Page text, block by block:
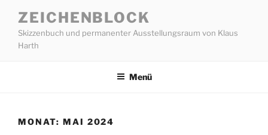
Inhalt
springen
ZEICHENBLOCK
Skizzenbuch und permanenter Ausstellungsraum von Klaus
Harth
Menü
MONAT: MAI 2024